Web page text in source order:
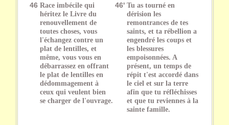
46 Race imbécile qui
héritez le Livre du
renouvellement de
toutes choses, vous
l'échangez contre un
plat de lentilles, et
même, vous vous en
débarrassez en offrant
le plat de lentilles en
dédommagement à
ceux qui veulent bien
se charger de l'ouvrage.
46' Tu as tourné en
dérision les
remontrances de tes
saints, et ta rébellion a
engendré les coups et
les blessures
empoisonnées. A
présent, un temps de
répit t'est accordé dans
le ciel et sur la terre
afin que tu réfléchisses
et que tu reviennes à la
sainte famille.